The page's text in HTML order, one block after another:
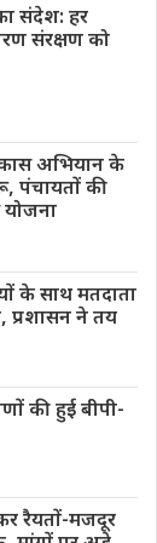
संदेश: हर
संरक्षण को
अभियान के
पंचायतों की
के साथ मतदाता
प्रशासन ने तय
की हुई बीपी-
रैयतों-मजदूर